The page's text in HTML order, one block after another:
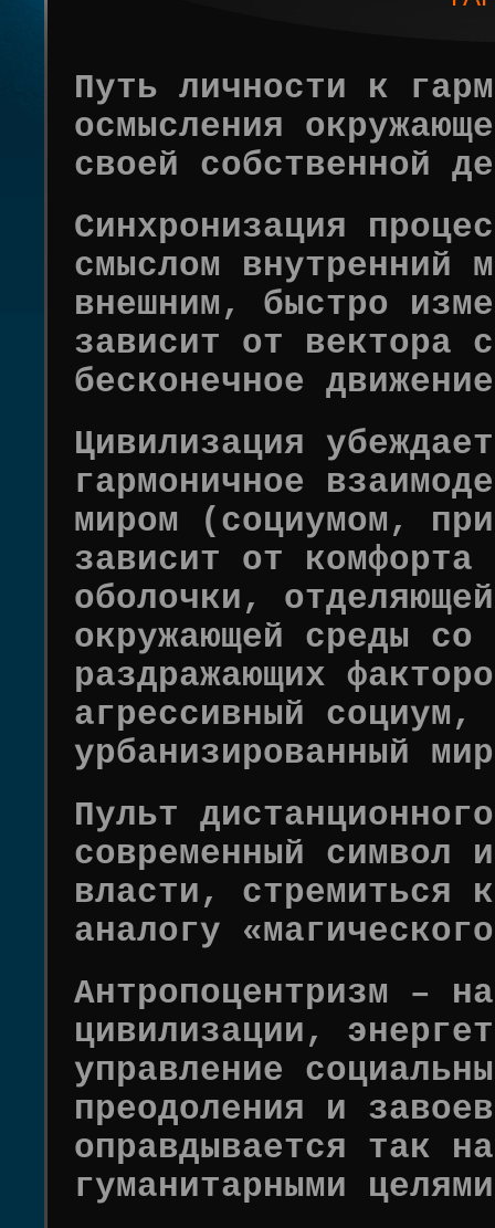
Путь личности к
осмысления
своей собственной
Синхронизация
смыслом внутренний
внешним, быстро
зависит от вектора
бесконечное
Цивилизация
гармоничное
миром (социумом,
зависит от комфорта
оболочки,
окружающей среды со
раздражающих
агрессивный социум,
урбанизированный
Пульт
современный символ
власти, стремиться
аналогу
Антропоцентризм –
цивилизации,
управление
преодоления и
оправдывается так
гуманитарными